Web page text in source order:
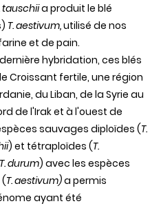
tauschiia produit le blé
T. aestivum,utilisé de nos
et de pain.
hybridation, ces blés
Croissant fertile, une région
du Liban, de la Syrie au
de l'Irak et à l'ouest de
sauvages diploïdes (T.
) et tétraploïdes (T.
durum) avec les espèces
T. aestivum)a permis
ayant été